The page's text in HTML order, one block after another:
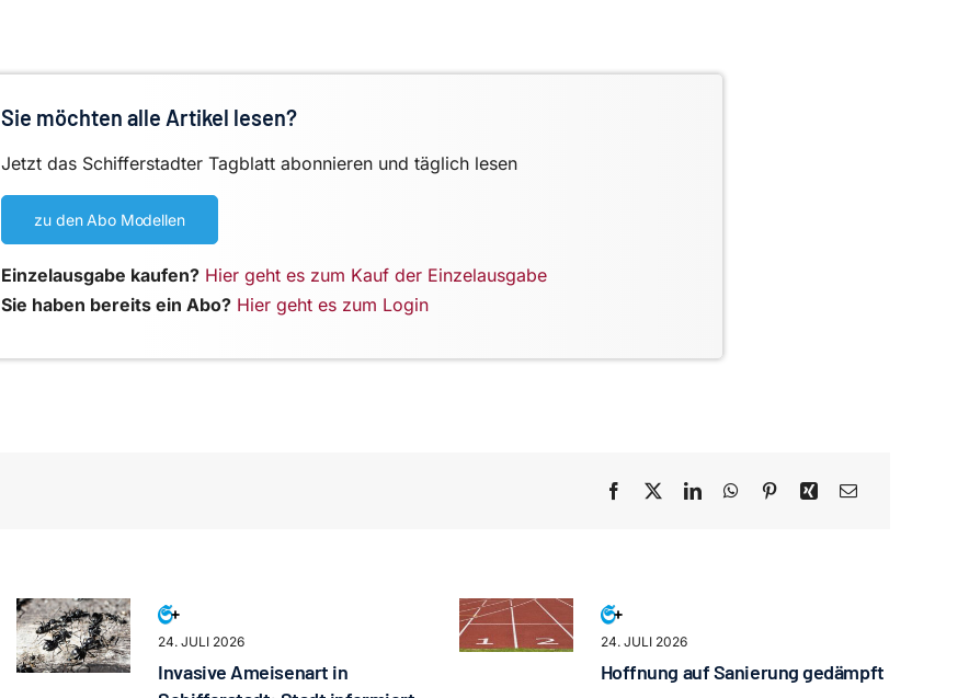
Sie möchten alle Artikel lesen?
Jetzt das Schifferstadter Tagblatt abonnieren und täglich lesen
zu den Abo Modellen
Einzelausgabe kaufen? Hier geht es zum Kauf der Einzelausgabe
Sie haben bereits ein Abo? Hier geht es zum Login
24. JULI 2026
Invasive Ameisenart in
24. JULI 2026
Hoffnung auf Sanierung gedämpft